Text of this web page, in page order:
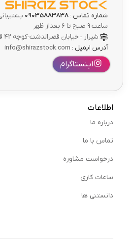
شماره تماس : 09035883838
ساعت ۹ صبح تا ۶ بعداز ظهر
شیراز - خیابان قصرالدشت-کوچه 42 قصرالدشت
آدرس ایمیل :
اینستاگرام
اطلاعات
درباره ما
تماس با ما
درخواست مشاوره
ساعات کاری
دانستنی ها